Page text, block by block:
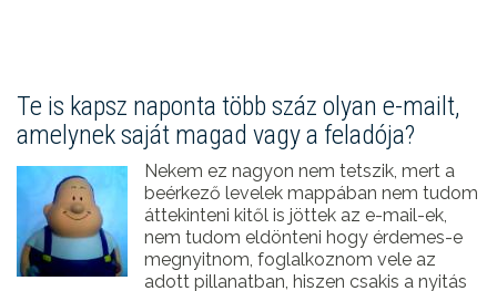
Te is kapsz naponta több száz olyan e-mailt,
amelynek saját magad vagy a feladója?
Nekem ez nagyon nem tetszik, mert a
beérkező levelek mappában nem tudom
áttekinteni kitől is jöttek az e-mail-ek,
nem tudom eldönteni hogy érdemes-e
megnyitnom, foglalkoznom vele az
adott pillanatban, hiszen csakis a nyitás